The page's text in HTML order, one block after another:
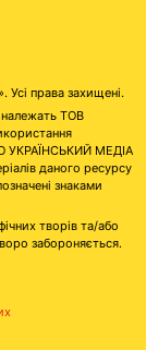
права захищені.
належать ТОВ
УКРАЇНСЬКИЙ МЕДІА
даного ресурсу
знаками
творів та/або
забороняється.